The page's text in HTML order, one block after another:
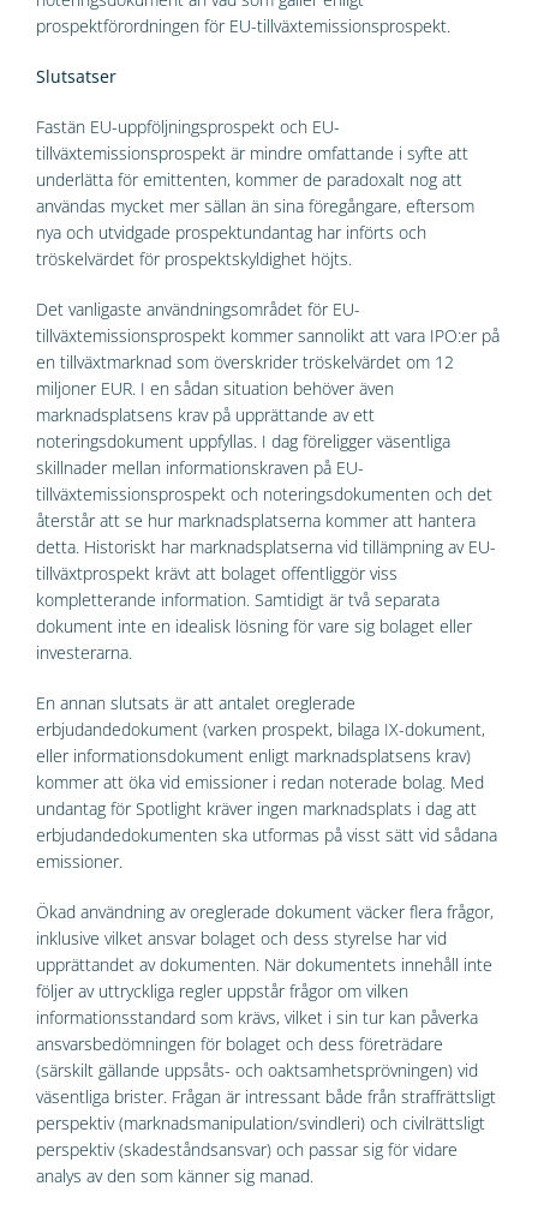
prospektförordningen för EU-tillväxtemissionsprospekt.
Slutsatser
Fastän EU-uppföljningsprospekt och EU-
tillväxtemissionsprospekt är mindre omfattande i syfte att
underlätta för emittenten, kommer de paradoxalt nog att
användas mycket mer sällan än sina föregångare, eftersom
nya och utvidgade prospektundantag har införts och
tröskelvärdet för prospektskyldighet höjts.
Det vanligaste användningsområdet för EU-
tillväxtemissionsprospekt kommer sannolikt att vara IPO:er på
en tillväxtmarknad som överskrider tröskelvärdet om 12
miljoner EUR. I en sådan situation behöver även
marknadsplatsens krav på upprättande av ett
noteringsdokument uppfyllas. I dag föreligger väsentliga
skillnader mellan informationskraven på EU-
tillväxtemissionsprospekt och noteringsdokumenten och det
återstår att se hur marknadsplatserna kommer att hantera
detta. Historiskt har marknadsplatserna vid tillämpning av EU-
tillväxtprospekt krävt att bolaget offentliggör viss
kompletterande information. Samtidigt är två separata
dokument inte en idealisk lösning för vare sig bolaget eller
investerarna.
En annan slutsats är att antalet oreglerade
erbjudandedokument (varken prospekt, bilaga IX-dokument,
eller informationsdokument enligt marknadsplatsens krav)
kommer att öka vid emissioner i redan noterade bolag. Med
undantag för Spotlight kräver ingen marknadsplats i dag att
erbjudandedokumenten ska utformas på visst sätt vid sådana
emissioner.
Ökad användning av oreglerade dokument väcker flera frågor,
inklusive vilket ansvar bolaget och dess styrelse har vid
upprättandet av dokumenten. När dokumentets innehåll inte
följer av uttryckliga regler uppstår frågor om vilken
informationsstandard som krävs, vilket i sin tur kan påverka
ansvarsbedömningen för bolaget och dess företrädare
(särskilt gällande uppsåts- och oaktsamhetsprövningen) vid
väsentliga brister. Frågan är intressant både från straffrättsligt
perspektiv (marknadsmanipulation/svindleri) och civilrättsligt
perspektiv (skadeståndsansvar) och passar sig för vidare
analys av den som känner sig manad.